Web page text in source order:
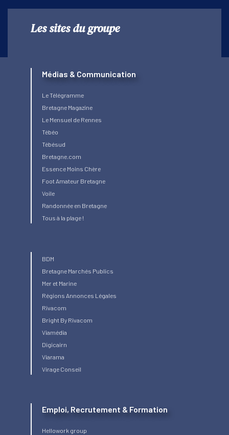
Les sites du groupe
Médias & Communication
Le Télégramme
Bretagne Magazine
Le Mensuel de Rennes
Tébéo
Tébésud
Bretagne.com
Essence Moins Chère
Foot Amateur Bretagne
Voile
Randonnée en Bretagne
Tous à la plage !
BDM
Bretagne Marchés Publics
Mer et Marine
Régions Annonces Légales
Rivacom
Bright By Rivacom
Viamédia
Digicairn
Viarama
Virage Conseil
Emploi, Recrutement & Formation
Hellowork group